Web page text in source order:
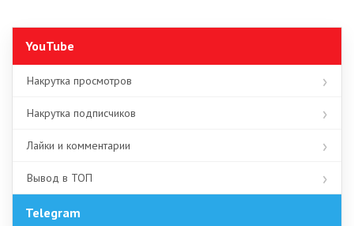
YouTube
Накрутка просмотров
Накрутка подписчиков
Лайки и комментарии
Вывод в ТОП
Telegram